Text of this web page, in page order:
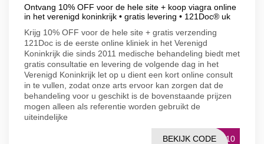
Ontvang 10% OFF voor de hele site + koop viagra online
in het verenigd koninkrijk • gratis levering • 121Doc® uk
Krijg 10% OFF voor de hele site + gratis verzending
121Doc is de eerste online kliniek in het Verenigd
Koninkrijk die sinds 2011 medische behandeling biedt met
gratis consultatie en levering de volgende dag in het
Verenigd Koninkrijk let op u dient een kort online consult
in te vullen, zodat onze arts ervoor kan zorgen dat de
behandeling voor u geschikt is de bovenstaande prijzen
mogen alleen als referentie worden gebruikt de
uiteindelijke
DE10
BEKIJK CODE